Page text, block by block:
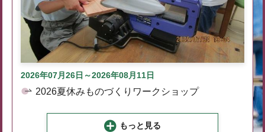
2026年07月26日～2026年08月11日
2026夏休みものづくりワークショップ
もっと見る